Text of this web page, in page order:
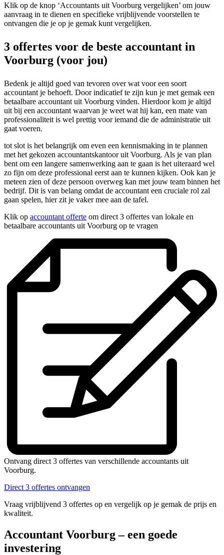
Klik op de knop ‘Accountants uit Voorburg vergelijken’ om jouw
aanvraag in te dienen en specifieke vrijblijvende voorstellen te
ontvangen die je op je gemak kunt vergelijken.
3 offertes voor de beste accountant in
Voorburg (voor jou)
Bedenk je altijd goed van tevoren over wat voor een soort
accountant je behoeft. Door indicatief te zijn kun je met gemak een
betaalbare accountant uit Voorburg vinden. Hierdoor kom je altijd
uit bij een accountant waarvan je weet wat hij kan, een mate van
professionaliteit is wel prettig voor iemand die de administratie uit
gaat voeren.
tot slot is het belangrijk om even een kennismaking in te plannen
met het gekozen accountantskantoor uit Voorburg. Als je van plan
bent om een langere samenwerking aan te gaan is het uiteraard wel
zo fijn om deze professional eerst aan te kunnen kijken. Ook kan je
meteen zien of deze persoon overweg kan met jouw team binnen het
bedrijf. Dit is van belang omdat de accountant een cruciale rol zal
gaan spelen, hier zit je vaker mee aan de tafel.
Klik op accountant offerte om direct 3 offertes van lokale en
betaalbare accountants uit Voorburg op te vragen
Ontvang direct 3 offertes van verschillende accountants uit
Voorburg.
Direct 3 offertes ontvangen
Vraag vrijblijvend 3 offertes op en vergelijk op je gemak de prijs en
kwaliteit.
Accountant Voorburg – een goede
investering